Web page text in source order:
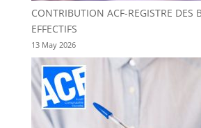
CONTRIBUTION ACF-REGISTRE DES
EFFECTIFS
13 May 2026